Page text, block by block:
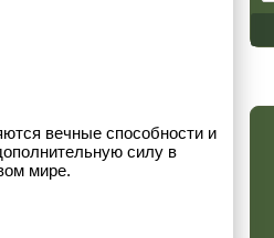
вечные способности и
силу в
мире.